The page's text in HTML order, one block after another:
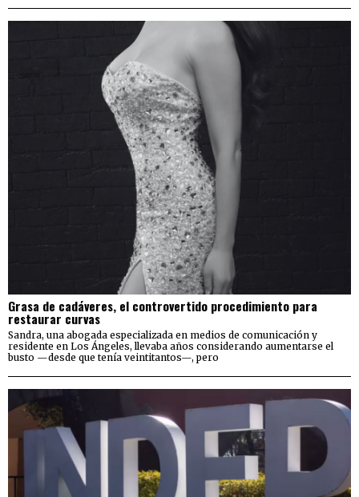
Grasa de cadáveres, el controvertido procedimiento para
restaurar curvas
Sandra, una abogada especializada en medios de comunicación y
residente en Los Ángeles, llevaba años considerando aumentarse el
busto —desde que tenía veintitantos—, pero